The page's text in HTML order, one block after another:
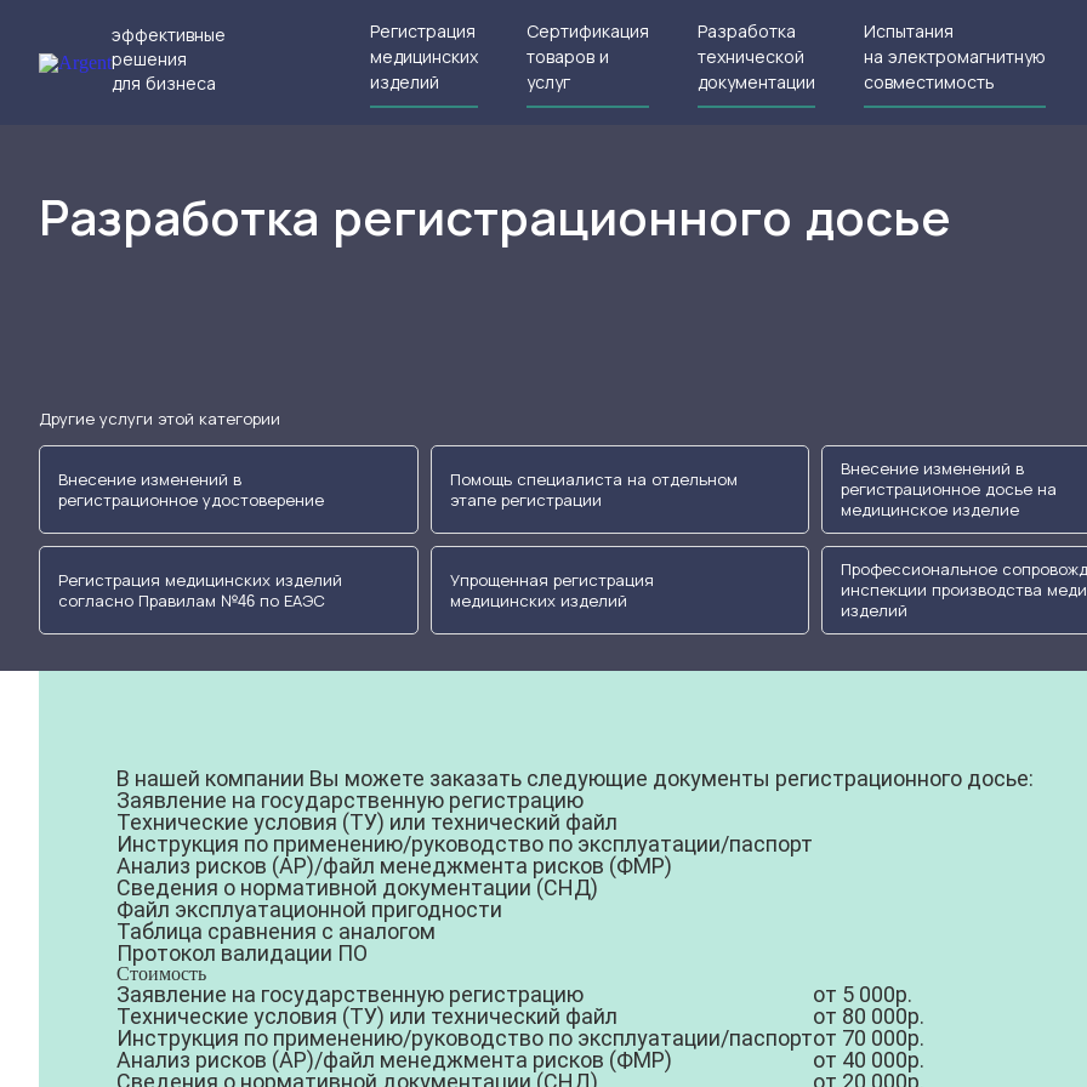
эффективные
решения
для бизнеса
Регистрация
медицинских
изделий
Сертификация
товаров и
услуг
Разработка
технической
документации
Испытания
на электромагнитную
совместимость
Разработка регистрационного досье
Другие услуги этой категории
Внесение изменений в
регистрационное удостоверение
Помощь специалиста на отдельном
этапе регистрации
Внесение изменений в
регистрационное досье на
медицинское изделие
Регистрация медицинских изделий
согласно Правилам №46 по ЕАЭС
Упрощенная регистрация
медицинских изделий
Профессиональное
инспекции производства
изделий
В нашей компании Вы можете заказать следующие документы регистрационного досье:
Заявление на государственную регистрацию
Технические условия (ТУ) или технический файл
Инструкция по применению/руководство по эксплуатации/паспорт
Анализ рисков (АР)/файл менеджмента рисков (ФМР)
Сведения о нормативной документации (СНД)
Файл эксплуатационной пригодности
Таблица сравнения с аналогом
Протокол валидации ПО
Стоимость
Заявление на государственную регистрацию
от 5 000р.
Технические условия (ТУ) или технический файл
от 80 000р.
Инструкция по применению/руководство по эксплуатации/паспортот 70 000р.
Анализ рисков (АР)/файл менеджмента рисков (ФМР)
от 40 000р.
Сведения о нормативной документации (СНД)
от 20 000р.